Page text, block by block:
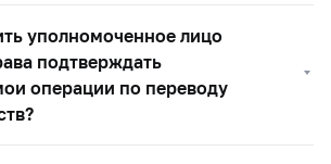
уполномоченное лицо
подтверждать
операции по переводу